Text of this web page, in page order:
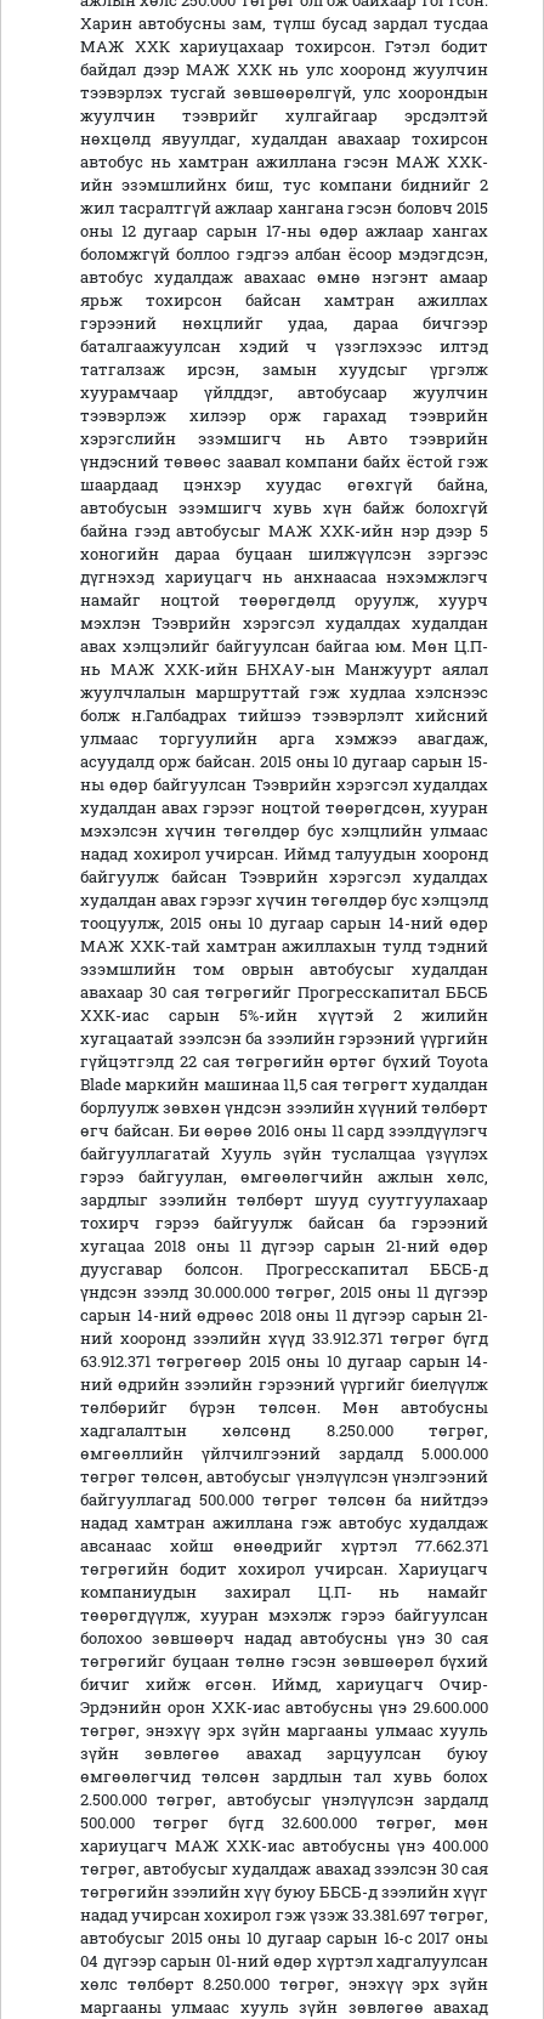
Харин автобусны зам, түлш бусад зардал тусдаа
МАЖ ХХК хариуцахаар тохирсон. Гэтэл бодит
байдал дээр МАЖ ХХК нь улс хооронд жуулчин
тээвэрлэх тусгай зөвшөөрөлгүй, улс хоорондын
жуулчин тээврийг хулгайгаар эрсдэлтэй
нөхцөлд явуулдаг, худалдан авахаар тохирсон
автобус нь хамтран ажиллана гэсэн МАЖ ХХК-
ийн эзэмшлийнх биш, тус компани биднийг 2
жил тасралтгүй ажлаар хангана гэсэн боловч 2015
оны 12 дугаар сарын 17-ны өдөр ажлаар хангах
боломжгүй боллоо гэдгээ албан ёсоор мэдэгдсэн,
автобус худалдаж авахаас өмнө нэгэнт амаар
ярьж тохирсон байсан хамтран ажиллах
гэрээний нөхцлийг удаа, дараа бичгээр
баталгаажуулсан хэдий ч үзэглэхээс илтэд
татгалзаж ирсэн, замын хуудсыг үргэлж
хуурамчаар үйлддэг, автобусаар жуулчин
тээвэрлэж хилээр орж гарахад тээврийн
хэрэгслийн эзэмшигч нь Авто тээврийн
үндэсний төвөөс заавал компани байх ёстой гэж
шаардаад цэнхэр хуудас өгөхгүй байна,
автобусын эзэмшигч хувь хүн байж болохгүй
байна гээд автобусыг МАЖ ХХК-ийн нэр дээр 5
хоногийн дараа буцаан шилжүүлсэн зэргээс
дүгнэхэд хариуцагч нь анхнаасаа нэхэмжлэгч
намайг ноцтой төөрөгдөлд оруулж, хуурч
мэхлэн Тээврийн хэрэгсэл худалдах худалдан
авах хэлцэлийг байгуулсан байгаа юм. Мөн Ц.П-
нь МАЖ ХХК-ийн БНХАУ-ын Манжуурт аялал
жуулчлалын маршруттай гэж худлаа хэлснээс
болж н.Галбадрах тийшээ тээвэрлэлт хийсний
улмаас торгуулийн арга хэмжээ авагдаж,
асуудалд орж байсан. 2015 оны 10 дугаар сарын 15-
ны өдөр байгуулсан Тээврийн хэрэгсэл худалдах
худалдан авах гэрээг ноцтой төөрөгдсөн, хууран
мэхэлсэн хүчин төгөлдөр бус хэлцлийн улмаас
надад хохирол учирсан. Иймд талуудын хооронд
байгуулж байсан Тээврийн хэрэгсэл худалдах
худалдан авах гэрээг хүчин төгөлдөр бус хэлцэлд
тооцуулж, 2015 оны 10 дугаар сарын 14-ний өдөр
МАЖ ХХК-тай хамтран ажиллахын тулд тэдний
эзэмшлийн том оврын автобусыг худалдан
авахаар 30 сая төгрөгийг Прогресскапитал ББСБ
ХХК-иас сарын 5%-ийн хүүтэй 2 жилийн
хугацаатай зээлсэн ба зээлийн гэрээний үүргийн
гүйцэтгэлд 22 сая төгрөгийн өртөг бүхий Toyota
Blade маркийн машинаа 11,5 сая төгрөгт худалдан
борлуулж зөвхөн үндсэн зээлийн хүүний төлбөрт
өгч байсан. Би өөрөө 2016 оны 11 сард зээлдүүлэгч
байгууллагатай Хууль зүйн туслалцаа үзүүлэх
гэрээ байгуулан, өмгөөлөгчийн ажлын хөлс,
зардлыг зээлийн төлбөрт шууд суутгуулахаар
тохирч гэрээ байгуулж байсан ба гэрээний
хугацаа 2018 оны 11 дүгээр сарын 21-ний өдөр
дуусгавар болсон. Прогресскапитал ББСБ-д
үндсэн зээлд 30.000.000 төгрөг, 2015 оны 11 дүгээр
сарын 14-ний өдрөөс 2018 оны 11 дүгээр сарын 21-
ний хооронд зээлийн хүүд 33.912.371 төгрөг бүгд
63.912.371 төгрөгөөр 2015 оны 10 дугаар сарын 14-
ний өдрийн зээлийн гэрээний үүргийг биелүүлж
төлбөрийг бүрэн төлсөн. Мөн автобусны
хадгалалтын хөлсөнд 8.250.000 төгрөг,
өмгөөллийн үйлчилгээний зардалд 5.000.000
төгрөг төлсөн, автобусыг үнэлүүлсэн үнэлгээний
байгууллагад 500.000 төгрөг төлсөн ба нийтдээ
надад хамтран ажиллана гэж автобус худалдаж
авсанаас хойш өнөөдрийг хүртэл 77.662.371
төгрөгийн бодит хохирол учирсан. Хариуцагч
компаниудын захирал Ц.П- нь намайг
төөрөгдүүлж, хууран мэхэлж гэрээ байгуулсан
болохоо зөвшөөрч надад автобусны үнэ 30 сая
төгрөгийг буцаан төлнө гэсэн зөвшөөрөл бүхий
бичиг хийж өгсөн. Иймд, хариуцагч Очир-
Эрдэнийн орон ХХК-иас автобусны үнэ 29.600.000
төгрөг, энэхүү эрх зүйн маргааны улмаас хууль
зүйн зөвлөгөө авахад зарцуулсан буюу
өмгөөлөгчид төлсөн зардлын тал хувь болох
2.500.000 төгрөг, автобусыг үнэлүүлсэн зардалд
500.000 төгрөг бүгд 32.600.000 төгрөг, мөн
хариуцагч МАЖ ХХК-иас автобусны үнэ 400.000
төгрөг, автобусыг худалдаж авахад зээлсэн 30 сая
төгрөгийн зээлийн хүү буюу ББСБ-д зээлийн хүүг
надад учирсан хохирол гэж үзэж 33.381.697 төгрөг,
автобусыг 2015 оны 10 дугаар сарын 16-с 2017 оны
04 дүгээр сарын 01-ний өдөр хүртэл хадгалуулсан
хөлс төлбөрт 8.250.000 төгрөг, энэхүү эрх зүйн
маргааны улмаас хууль зүйн зөвлөгөө авахад